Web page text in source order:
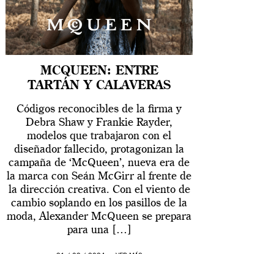
MCQUEEN: ENTRE
TARTÁN Y CALAVERAS
Códigos reconocibles de la firma y
Debra Shaw y Frankie Rayder,
modelos que trabajaron con el
diseñador fallecido, protagonizan la
campaña de ‘McQueen’, nueva era de
la marca con Seán McGirr al frente de
la dirección creativa. Con el viento de
cambio soplando en los pasillos de la
moda, Alexander McQueen se prepara
para una […]